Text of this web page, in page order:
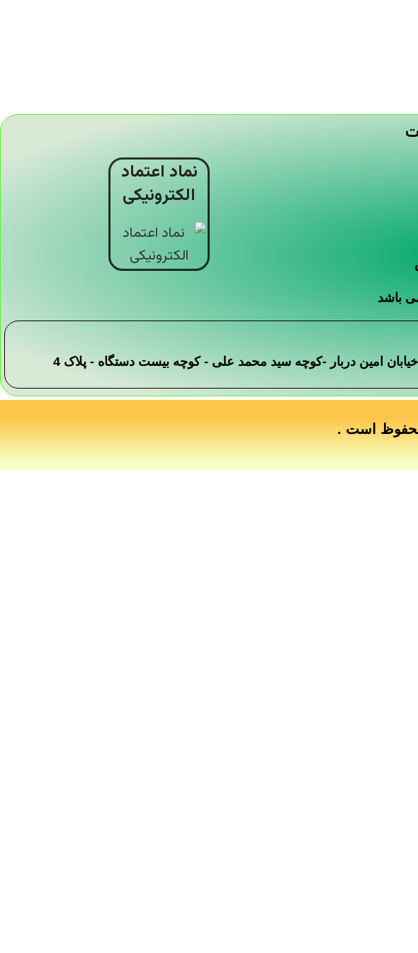
باشد
نماد اعتماد
الکترونیکی
امین دربار -کوچه سید محمد علی - کوچه بیست دستگاه - پلاک 4
محفوظ است .